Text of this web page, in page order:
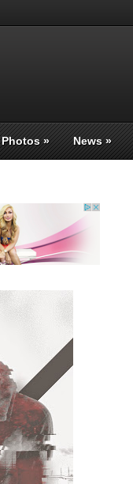
Photos» News»